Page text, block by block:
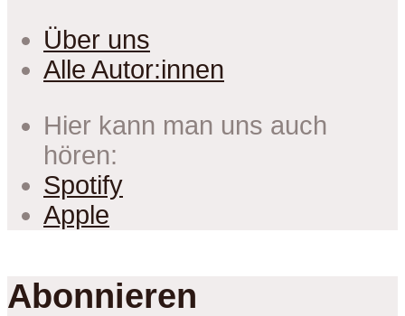
Über uns
Alle Autor:innen
Hier kann man uns auch
hören:
Spotify
Apple
Abonnieren